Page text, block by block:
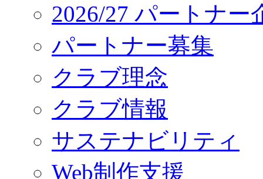
2026/27 パートナー
パートナー募集
クラブ理念
クラブ情報
サステナビリティ
Web制作支援